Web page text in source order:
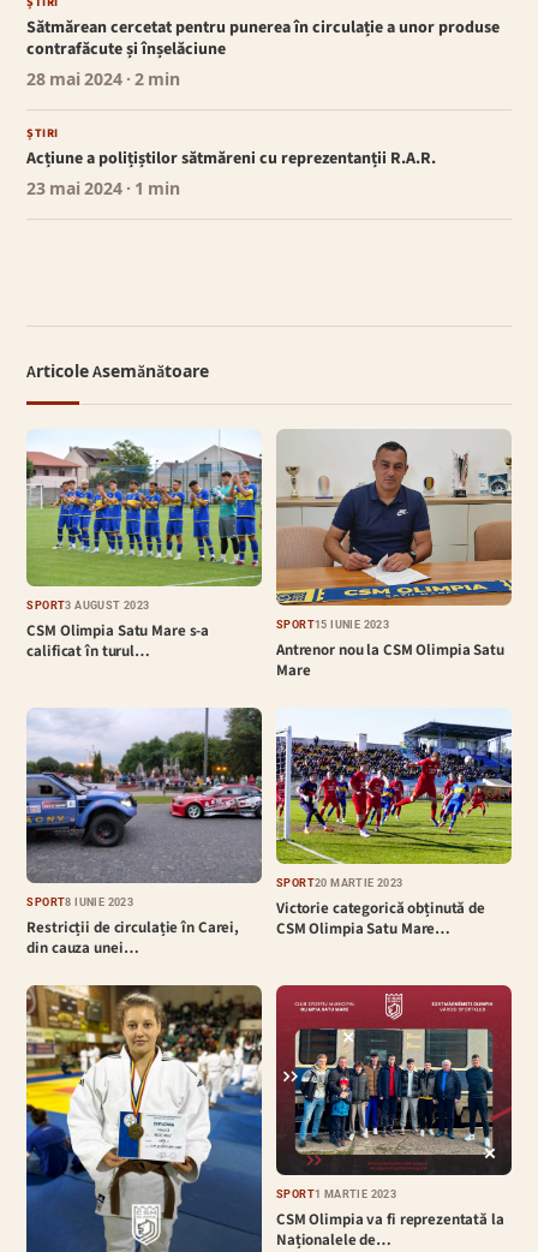
Sătmărean cercetat pentru punerea în circulație a unor produse
contrafăcute și înșelăciune
28 mai 2024 · 2 min
ȘTIRI
Acțiune a polițiștilor sătmăreni cu reprezentanții R.A.R.
23 mai 2024 · 1 min
Articole Asemănătoare
SPORT3 AUGUST 2023
CSM Olimpia Satu Mare s-a
calificat în turul…
SPORT15 IUNIE 2023
Antrenor nou la CSM Olimpia Satu
Mare
SPORT8 IUNIE 2023
Restricții de circulație în Carei,
din cauza unei…
SPORT20 MARTIE 2023
Victorie categorică obținută de
CSM Olimpia Satu Mare…
SPORT1 MARTIE 2023
CSM Olimpia va fi reprezentată la
Naționalele de…